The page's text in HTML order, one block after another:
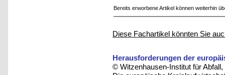
Bereits erworbene Artikel können weiterhin
Diese Fachartikel könnten Sie
Herausforderungen der
© Witzenhausen-Institut für